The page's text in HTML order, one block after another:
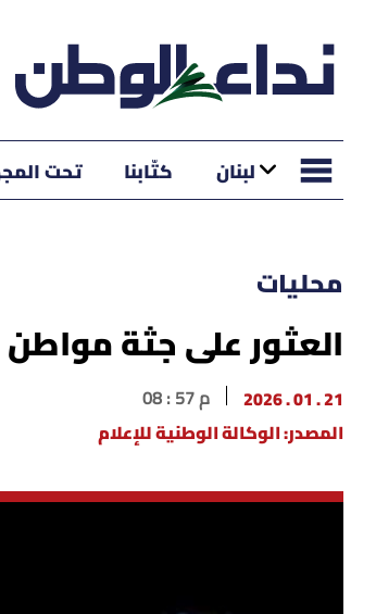
لبنان كتّابنا تحت
محليات
العثور على جثة مواطن
21 . 01 . 2026 08 : 57 م
المصدر: الوكالة الوطنية للإعلام